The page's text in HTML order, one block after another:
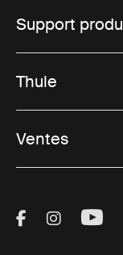
Support
Thule
Ventes
Visit Thule
Visit